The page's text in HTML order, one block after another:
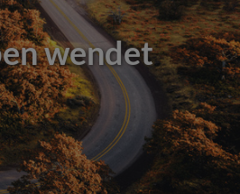
wendet